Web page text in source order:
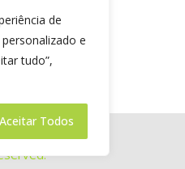
de
e
tudo”,
Aceitar Todos